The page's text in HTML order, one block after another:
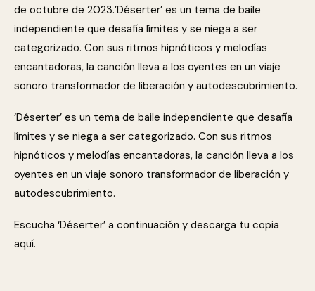
de octubre de 2023.’Déserter’ es un tema de baile
independiente que desafía límites y se niega a ser
categorizado. Con sus ritmos hipnóticos y melodías
encantadoras, la canción lleva a los oyentes en un viaje
sonoro transformador de liberación y autodescubrimiento.
‘Déserter’ es un tema de baile independiente que desafía
límites y se niega a ser categorizado. Con sus ritmos
hipnóticos y melodías encantadoras, la canción lleva a los
oyentes en un viaje sonoro transformador de liberación y
autodescubrimiento.
Escucha ‘Déserter’ a continuación y descarga tu copia
aquí.